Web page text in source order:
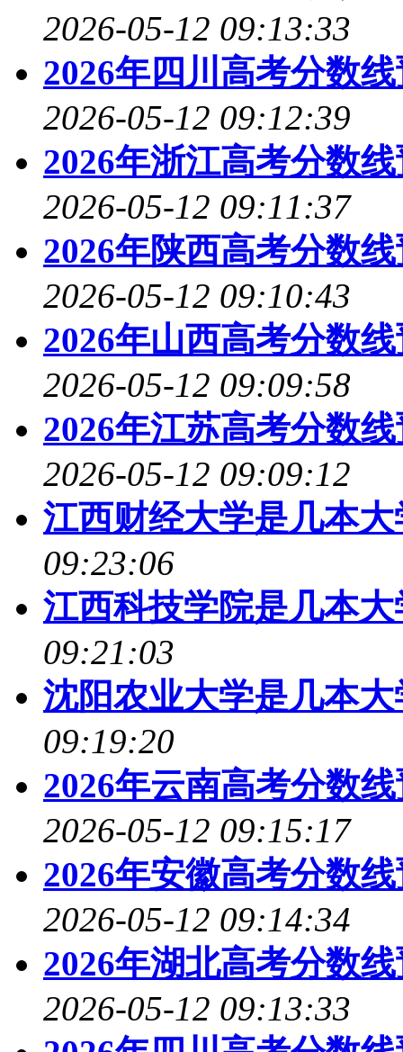
2026-05-12 09:13:33
2026年四川高考分数
2026-05-12 09:12:39
2026年浙江高考分数
2026-05-12 09:11:37
2026年陕西高考分数
2026-05-12 09:10:43
2026年山西高考分数
2026-05-12 09:09:58
2026年江苏高考分数
2026-05-12 09:09:12
江西财经大学是几本
09:23:06
江西科技学院是几本
09:21:03
沈阳农业大学是几本
09:19:20
2026年云南高考分数
2026-05-12 09:15:17
2026年安徽高考分数
2026-05-12 09:14:34
2026年湖北高考分数
2026-05-12 09:13:33